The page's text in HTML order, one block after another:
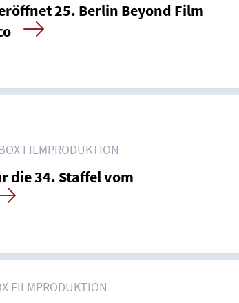
eröffnet 25. Berlin Beyond Film
FILMPRODUKTION
die 34. Staffel vom
FILMPRODUKTION
Impressum